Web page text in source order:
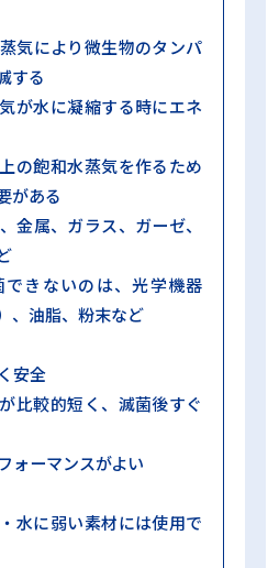
気により微生物のタンパ
する
が水に凝縮する時にエネ
飽和水蒸気を作るため
がある
金属、ガラス、ガーゼ、
きないのは、光学機器
、油脂、粉末など
安全
比較的短く、滅菌後すぐ
ォーマンスがよい
水に弱い素材には使用で